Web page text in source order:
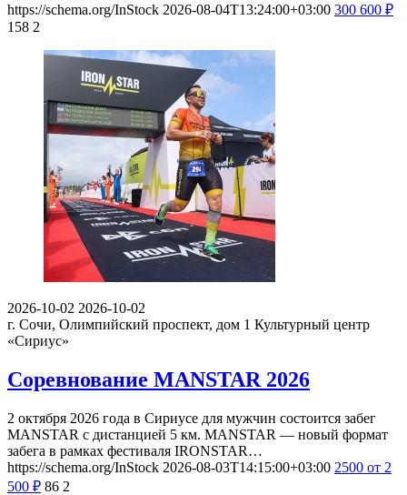
https://schema.org/InStock 2026-08-04T13:24:00+03:00 300 600 ₽
158 2
2026-10-02 2026-10-02
г. Сочи, Олимпийский проспект, дом 1 Культурный центр
«Сириус»
Соревнование MANSTAR 2026
2 октября 2026 года в Сириусе для мужчин состоится забег
MANSTAR с дистанцией 5 км. MANSTAR — новый формат
забега в рамках фестиваля IRONSTAR…
https://schema.org/InStock 2026-08-03T14:15:00+03:00 2500 от 2
500 ₽ 86 2